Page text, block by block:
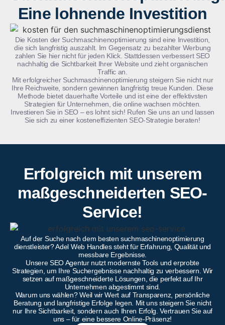
Eine lohnende Investition
Die Kosten der Suchmaschinenoptimierung sind eine Investition,
die sich langfristig auszahlt. Im Gegensatz zu bezahlter Werbung
zahlen Sie hier nicht für jeden Klick. Stattdessen verbessert SEO
nachhaltig die Sichtbarkeit Ihrer Website und zieht organischen
Traffic an.
Mit erfolgreicher Suchmaschinenoptimierung steigern Sie nicht nur
Ihre Reichweite, sondern gewinnen langfristig treue Kunden. Diese
Methode bietet dauerhafte Vorteile und ist eine der effektivsten
Strategien für Unternehmen, die online wachsen möchten.
Investieren Sie in SEO – es lohnt sich! Rufen Sie uns an und lassen
Sie sich zu einer kosteneffizienten SEO-Strategie beraten!
Erfolgreich mit unserem
maßgeschneiderten SEO-
Service!
Auf der Suche nach dem besten suchmaschinenoptimierung
dienstleister? Adel Web Handles steht für Erfahrung, Qualität und
messbare Ergebnisse.
Unsere SEO Agentur nutzt modernste Tools und erprobte
Strategien, um Ihre Suchergebnisse nachhaltig zu verbessern. Wir
setzen auf maßgeschneiderte Lösungen, die perfekt auf Ihr
Unternehmen abgestimmt sind.
Warum uns wählen? Weil wir Wert auf Transparenz, persönliche
Beratung und langfristige Erfolge legen. Mit uns steigern Sie nicht
nur Ihre Sichtbarkeit, sondern auch Ihren Erfolg. Vertrauen Sie auf
uns – für eine bessere Online-Präsenz!